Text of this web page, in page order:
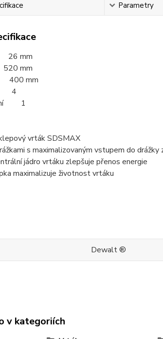
Parametry
mm
mm
400 mm
1
vrták SDSMAX
s maximalizovaným vstupem do
jádro vrtáku zlepšuje přenos energie
maximalizuje životnost vrtáku
Dewalt ®
v kategoriích